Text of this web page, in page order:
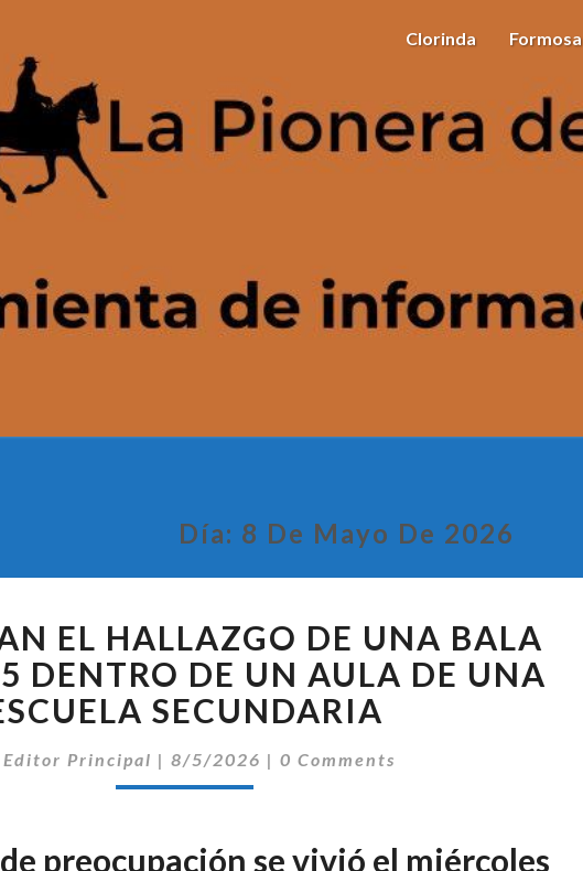
Clorinda Formosa
Día: 8 De Mayo De 2026
EL
HALLAZGO
DE
UNA
BALA
CALIBRE
DE
EL HALLAZGO DE UNA BALA
DENTRO DE UN AULA DE UNA
SECUNDARIA
Editor Principal |8/5/2026 |Comentarios
0 Comments
preocupación se vivió el miércoles